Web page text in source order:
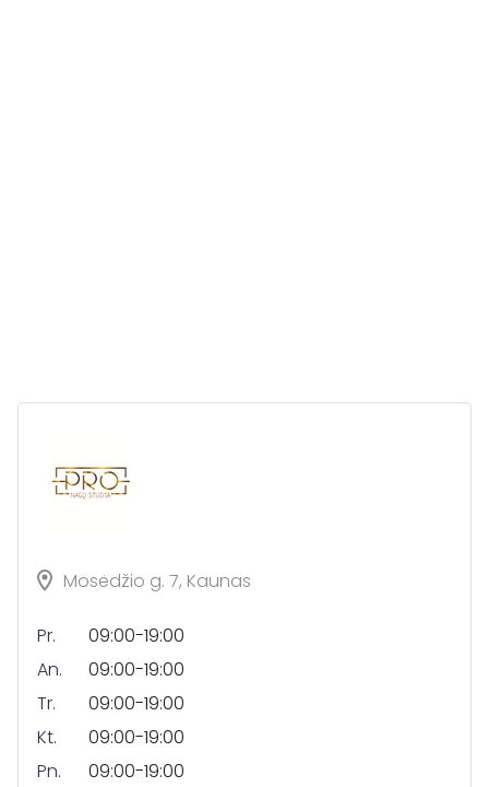
Mosėdžio g. 7, Kaunas
Pr.
09:00-19:00
An.
09:00-19:00
Tr.
09:00-19:00
Kt.
09:00-19:00
Pn.
09:00-19:00